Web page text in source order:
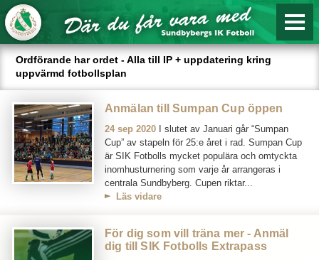
Ordförande har ordet - Alla till IP + uppdatering kring
uppvärmd fotbollsplan
Anmälan till Sumpan Cup öppen
24 sep 2020 I slutet av Januari går “Sumpan
Cup” av stapeln för 25:e året i rad. Sumpan Cup
är SIK Fotbolls mycket populära och omtyckta
inomhusturnering som varje år arrangeras i
centrala Sundbyberg. Cupen riktar...
Läs vidare
För dig som vill träna mer - Anmäl
dig till SIK Fotbolls Extrapass